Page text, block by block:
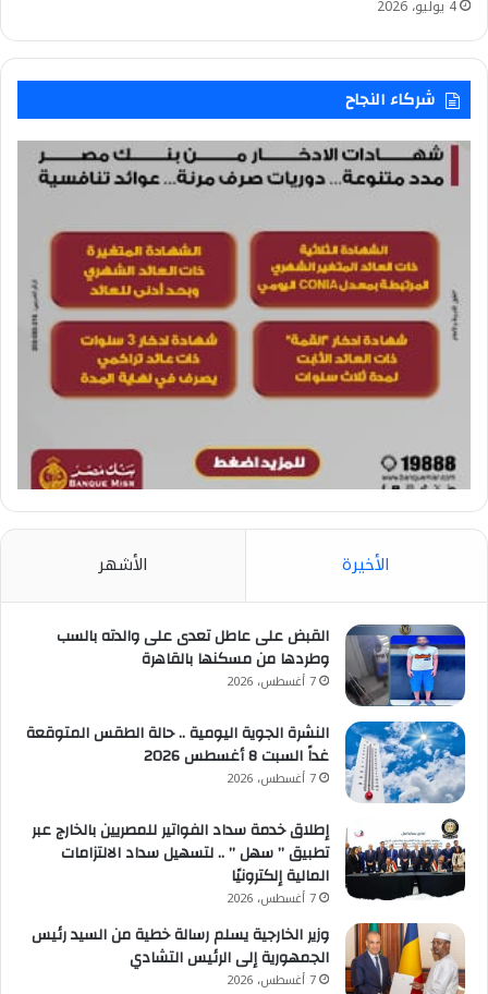
4 يوليو، 2026
شركاء النجاح
الأخيرة الأشهر
القبض على عاطل تعدى على والدته بالسب
وطردها من مسكنها بالقاهرة
7 أغسطس، 2026
النشرة الجوية اليومية .. حالة الطقس المتوقعة
غداً السبت 8 أغسطس 2026
7 أغسطس، 2026
إطلاق خدمة سداد الفواتير للمصريين بالخارج عبر
تطبيق ” سهل ” .. لتسهيل سداد الالتزامات
المالية إلكترونيًا
7 أغسطس، 2026
وزير الخارجية يسلم رسالة خطية من السيد رئيس
الجمهورية إلى الرئيس التشادي
7 أغسطس، 2026